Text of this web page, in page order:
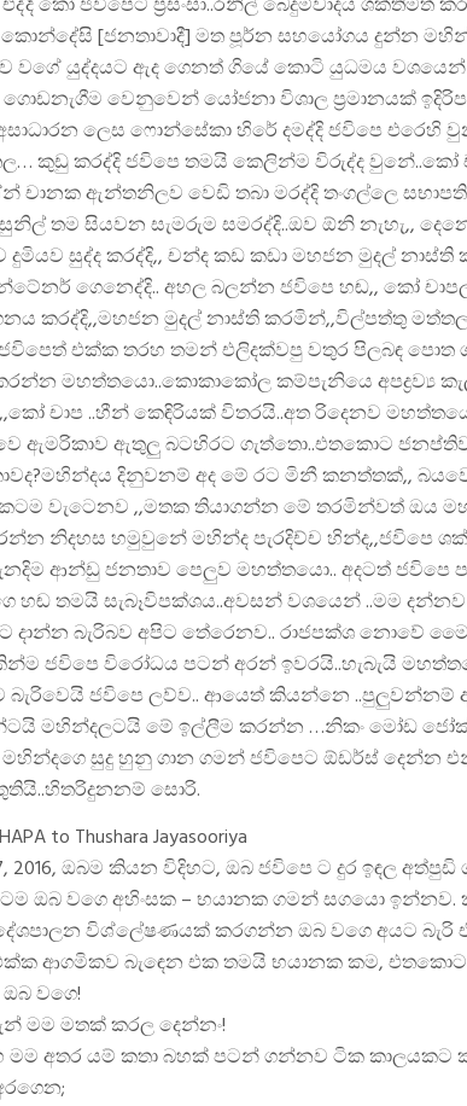
[ජනතාවාදී] මත පූර්න සහයෝගය දුන්න
වගේ යුද්දයට ඇද ගෙනත් ගියේ කොටි යුධමය වශයෙන්
වෙනුවෙන් යෝජනා විශාල ප්‍රමානයක්
ලෙස ෆොන්සේකා හිරේ දමද්දි ජවිපෙ එරෙහි
කුඩු කරද්දි ජවිපෙ තමයි කෙලින්ම විරුද්ද වුනේ..කෝ
චානක ඇන්තනිලව වෙඩි තබා මරද්දි තංගල්ලෙ
තම සියවන සැමරුම සමරද්දි..ඔව ඕනි නැහැ,,
සුද්ද කරද්දි,, චන්ද කඩ කඩා මහජන මුදල් නාස්ති
ගෙනෙද්දි.. අහල බලන්න ජවිපෙ හඬ,, කෝ
කරද්දි,,මහජන මුදල් නාස්ති කරමින්,,විල්පත්තු
එක්ක තරහ තමන් එලිදක්වපු වතුර පිලබඳ
මහත්තයො..කොකාකෝල කම්පැනියෙ අපද්‍රව්‍ය
චාප ..හීන් කෙඳිරියක් විතරයි..අත රිදෙනව
ඇමරිකාව ඇතුලු බටහිරට ගැත්තො..එතකොට
දිනුවනම් අද මේ රට මිනී කනත්තක්,,
වැටෙනව ,,මතක තියාගන්න මේ තරමින්වත් ඔය
නිදහස හමුවුනේ මහින්ද පැරදිච්ච හින්ද,,ජවිපෙ
ආන්ඩු ජනතාව පෙලුව මහත්තයො.. අදටත් ජවිපෙ
හඬ තමයි සැබෑවිපක්ශය..අවසන් වශයෙන් ..මම
දාන්න බැරිබව අපිට තේරෙනව.. රාජපක්ශ නොවේ
ජවිපෙ විරෝධය පටන් අරන් ඉවරයි..හැබැයි
බැරිවෙයි ජවිපෙ ලව්ව.. ආයෙත් කියන්නෙ
මහින්දලටයි මේ ඉල්ලීම කරන්න …නිකං මෝඩ
මහින්දගෙ සුදු හුනු ගාන ගමන් ජවිපෙට ඕඩර්ස් දෙන්න
සොරි.
to Thushara Jayasooriya
2016, ඔබම කියන විදිහට, ඔබ ජවිපෙ ට දුර ඉඳල
ඔබ වගෙ අහිංසක – භයානක ගමන් සගයො ඉන්නව.
විශ්ලේෂණයක් කරගන්න ඔබ වගෙ අයට බැරි
ආගමිකව බැඳෙන එක තමයි භයානක කම, එතකොට
වගෙ!
මම මතක් කරල දෙන්නං!
මම අතර යම් කතා බහක් පටන් ගන්නව ටික කාලයකට